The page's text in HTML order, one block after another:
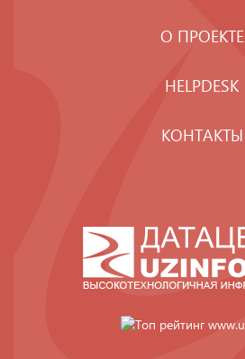
О ПРОЕКТЕ
HELPDESK
КОНТАКТЫ